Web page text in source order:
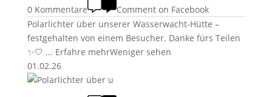
0 Kommentare
Comment on Facebook
Polarlichter über unserer Wasserwacht-Hütte –
festgehalten von einem Besucher. Danke fürs Teilen
✨🤍 ... Erfahre mehrWeniger sehen
01.02.26